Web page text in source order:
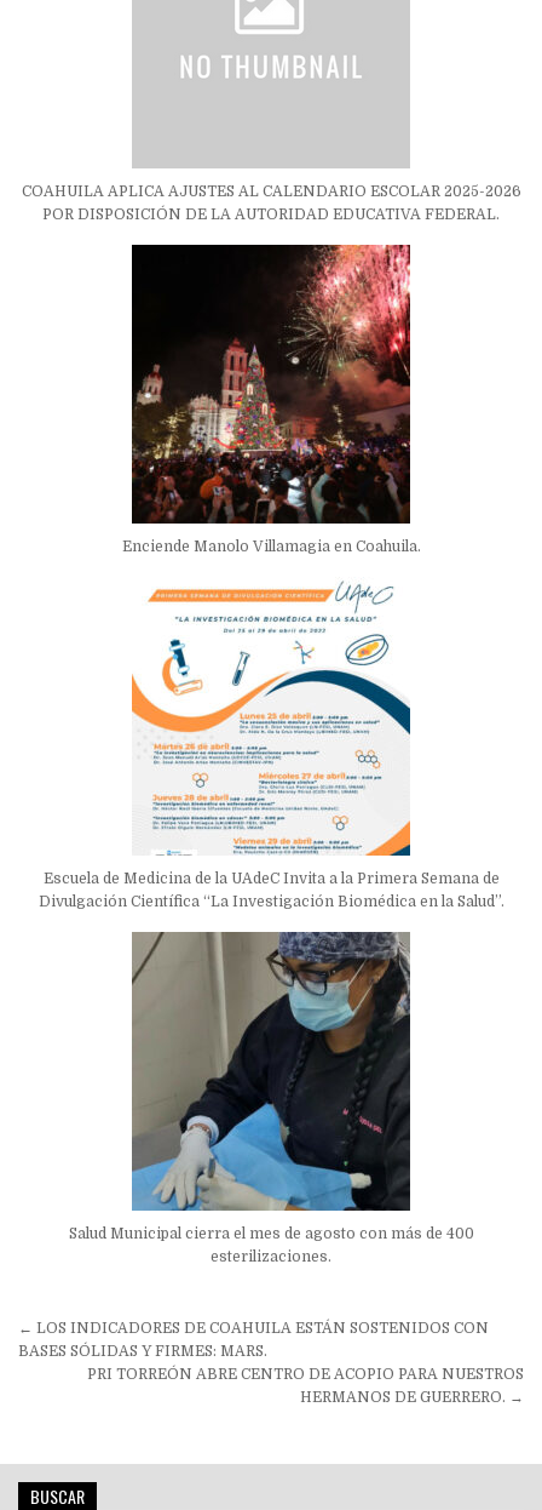
COAHUILA APLICA AJUSTES AL CALENDARIO ESCOLAR 2025-2026
POR DISPOSICIÓN DE LA AUTORIDAD EDUCATIVA FEDERAL.
Enciende Manolo Villamagia en Coahuila.
Escuela de Medicina de la UAdeC Invita a la Primera Semana de
Divulgación Científica “La Investigación Biomédica en la Salud”.
Salud Municipal cierra el mes de agosto con más de 400
esterilizaciones.
Navegación
de
entradas
← LOS INDICADORES DE COAHUILA ESTÁN SOSTENIDOS CON
BASES SÓLIDAS Y FIRMES: MARS.
PRI TORREÓN ABRE CENTRO DE ACOPIO PARA NUESTROS
HERMANOS DE GUERRERO. →
BUSCAR